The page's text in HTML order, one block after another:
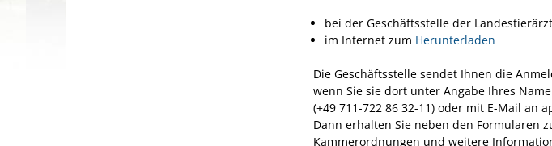
bei der Geschäftsstelle der
im Internet zum Herunterladen
Die Geschäftsstelle sendet Ihnen die
wenn Sie sie dort unter Angabe Ihres
(+49 711-722 86 32-11) oder mit E-Mail an
Dann erhalten Sie neben den Formularen
Kammerordnungen und weitere